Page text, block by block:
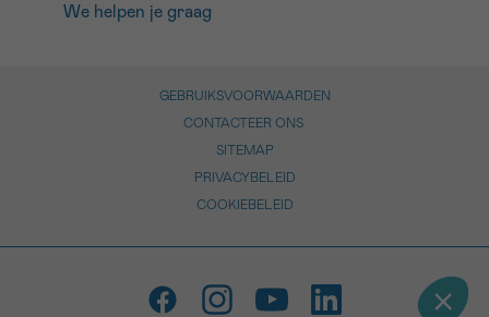
We helpen je graag
GEBRUIKSVOORWAARDEN
CONTACTEER ONS
SITEMAP
PRIVACYBELEID
COOKIEBELEID